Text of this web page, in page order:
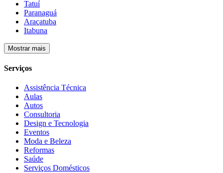
Tatuí
Paranaguá
Araçatuba
Itabuna
Mostrar mais
Serviços
Assistência Técnica
Aulas
Autos
Consultoria
Design e Tecnologia
Eventos
Moda e Beleza
Reformas
Saúde
Serviços Domésticos